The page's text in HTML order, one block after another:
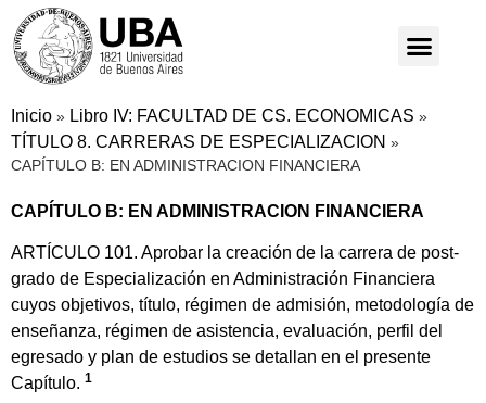
Inicio » Libro IV: FACULTAD DE CS. ECONOMICAS »
TÍTULO 8. CARRERAS DE ESPECIALIZACION »
CAPÍTULO B: EN ADMINISTRACION FINANCIERA
CAPÍTULO B: EN ADMINISTRACION FINANCIERA
ARTÍCULO 101. Aprobar la creación de la carrera de post-
grado de Especialización en Administración Financiera
cuyos objetivos, título, régimen de admisión, metodología de
enseñanza, régimen de asistencia, evaluación, perfil del
egresado y plan de estudios se detallan en el presente
Capítulo. 1